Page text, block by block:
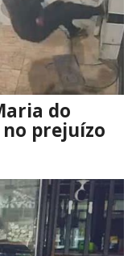
do
prejuízo